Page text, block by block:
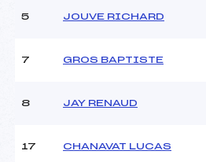
Point Haut :
5 JOUVE RICHARD
7 GROS BAPTISTE
8 JAY RENAUD
17 CHANAVAT LUCAS